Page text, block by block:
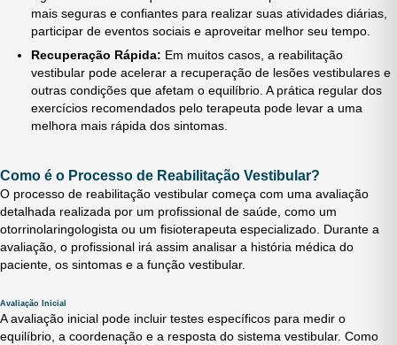
mais seguras e confiantes para realizar suas atividades diárias,
participar de eventos sociais e aproveitar melhor seu tempo.
Recuperação Rápida: Em muitos casos, a reabilitação
vestibular pode acelerar a recuperação de lesões vestibulares e
outras condições que afetam o equilíbrio. A prática regular dos
exercícios recomendados pelo terapeuta pode levar a uma
melhora mais rápida dos sintomas.
Como é o Processo de Reabilitação Vestibular?
O processo de reabilitação vestibular começa com uma avaliação
detalhada realizada por um profissional de saúde, como um
otorrinolaringologista ou um fisioterapeuta especializado. Durante a
avaliação, o profissional irá assim analisar a história médica do
paciente, os sintomas e a função vestibular.
Avaliação Inicial
A avaliação inicial pode incluir testes específicos para medir o
equilíbrio, a coordenação e a resposta do sistema vestibular. Como